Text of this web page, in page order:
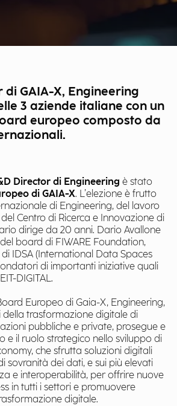
di GAIA-X, Engineering
3 aziende italiane con un
europeo composto da
Director di Engineering è stato
di GAIA-X. L’elezione è frutto
di Engineering, del lavoro
Centro di Ricerca e Innovazione di
dirige da 20 anni. Dario Avallone
board di FIWARE Foundation,
IDSA (International Data Spaces
di importanti iniziative quali
DIGITAL.
Europeo di Gaia-X, Engineering,
trasformazione digitale di
pubbliche e private, prosegue e
e il ruolo strategico nello sviluppo di
che sfrutta soluzioni digitali
sovranità dei dati, e sui più elevati
e interoperabilità, per offrire nuove
in tutti i settori e promuovere
digitale.